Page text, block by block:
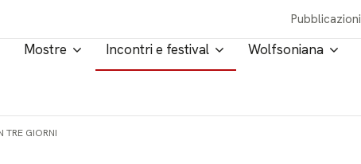
Pubblicazioni
Mostre Incontri e festival Wolfsoniana
TRE GIORNI